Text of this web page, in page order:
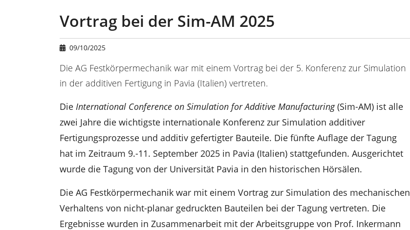
r
e
e
e
Vortrag bei der Sim-AM 2025
09/10/2025
Die AG Festkörpermechanik war mit einem Vortrag bei der 5. Konferenz zur Simulation
in der additiven Fertigung in Pavia (Italien) vertreten.
Die International Conference on Simulation for Additive Manufacturing(Sim-AM) ist alle
zwei Jahre die wichtigste internationale Konferenz zur Simulation additiver
Fertigungsprozesse und additiv gefertigter Bauteile. Die fünfte Auflage der Tagung
hat im Zeitraum 9.-11. September 2025 in Pavia (Italien) stattgefunden. Ausgerichtet
wurde die Tagung von der Universität Pavia in den historischen Hörsälen.
Die AG Festkörpermechanik war mit einem Vortrag zur Simulation des mechanischen
Verhaltens von nicht-planar gedruckten Bauteilen bei der Tagung vertreten. Die
Ergebnisse wurden in Zusammenarbeit mit der Arbeitsgruppe von Prof. Inkermann